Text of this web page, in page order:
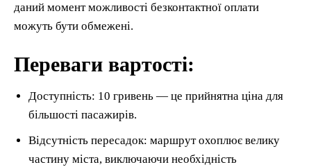
даний момент можливості безконтактної оплати
можуть бути обмежені.
Переваги вартості:
Доступність: 10 гривень — це прийнятна ціна для
більшості пасажирів.
Відсутність пересадок: маршрут охоплює велику
частину міста, виключаючи необхідність